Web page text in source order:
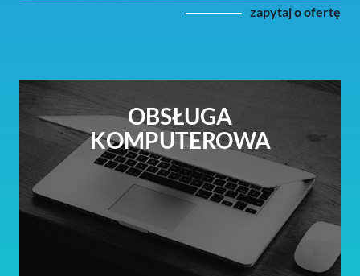
zapytaj o ofertę
OBSŁUGA
KOMPUTEROWA